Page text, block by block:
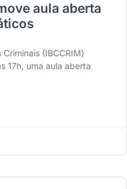
aula aberta
(IBCCRIM)
17h, uma aula aberta